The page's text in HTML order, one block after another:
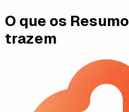
Variante B
Descreve o que escrever...
Gerar
O que os
trazem